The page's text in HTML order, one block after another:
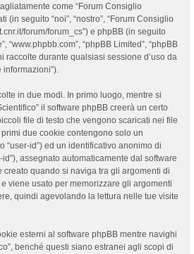
come “Forum Consiglio
(in seguito “noi”, “nostro”, “Forum Consiglio
forum/forum_cs”) e phpBB (in seguito
“www.phpbb.com”, “phpBB Limited”, “phpBB
raccolte durante qualsiasi sessione d’uso da
informazioni”).
in due modi. In primo luogo, mentre si
il software phpBB creerà un certo
file di testo che vengono scaricati nei file
due cookie contengono solo un
“user-id”) ed un identificativo anonimo di
assegnato automaticamente dal software
creato quando si naviga tra gli argomenti di
viene usato per memorizzare gli argomenti
quindi agevolando la lettura nelle tue visite
esterni al software phpBB mentre navighi
benché questi siano estranei agli scopi di